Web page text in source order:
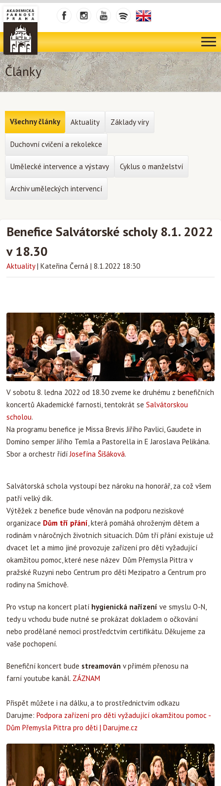
Články
Benefice Salvátorské scholy 8.1. 2022
v 18.30
Aktuality | Kateřina Černá | 8.1.2022 18:30
V sobotu 8. ledna 2022 od 18.30 zveme ke druhému z benefičních
koncertů Akademické farnosti, tentokrát se Salvátorskou
scholou.
Na programu benefice je Missa Brevis Jiřího Pavlici, Gaudete in
Domino semper Jiřího Temla a Pastorella in E Jaroslava Pelikána.
Sbor a orchestr řídíJosefína Šišáková.
Salvátorská schola vystoupí bez nároku na honorář, za což všem
patří velký dík.
Výtěžek z benefice bude věnován na podporu neziskové
organizace Dům tří přání, která pomáhá ohroženým dětem a
rodinám v náročných životních situacích. Dům tří přání existuje už
dvacet let a mimo jiné provozuje zařízení pro děti vyžadující
okamžitou pomoc, které nese název Dům Přemysla Pittra v
pražské Ruzyni nebo Centrum pro děti Mezipatro a Centrum pro
rodiny na Smíchově.
Pro vstup na koncert platí hygienická nařízení ve smyslu O-N,
tedy u vchodu bude nutné se prokázat dokladem o očkování
nebo prodělané nemoci prostředctvím certifikátu. Děkujeme za
vaše pochopení.
Benefiční koncert bude streamován v přímém přenosu na
farní youtube kanál. ZÁZNAM
Přispět můžete i na dálku, a to prostřednictvím odkazu
Darujme: Podpora zařízení pro děti vyžadující okamžitou pomoc -
Dům Přemysla Pittra pro děti | Darujme.cz
Všechny články Aktuality Základy víry
Duchovní cvičení a rekolekce
Umělecké intervence a výstavy Cyklus o manželství
Archiv uměleckých intervencí